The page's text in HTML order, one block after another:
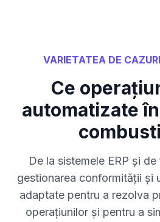
VARIETATEA DE
Ce
automatizate
De la sistemele ERP și
gestionarea conformității și
adaptate pentru a rezolva
operațiunilor și pentru a